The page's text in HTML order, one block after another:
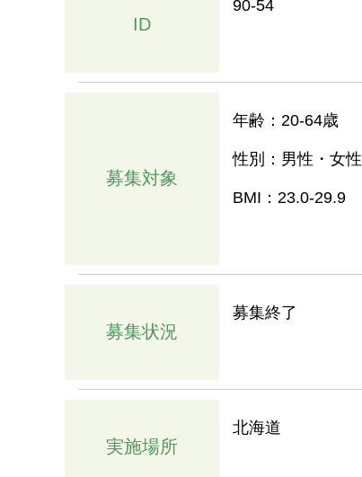
ID
90-54
募集対象
年齢：20-64歳
性別：男性・女性
BMI：23.0-29.9
募集状況
募集終了
実施場所
北海道